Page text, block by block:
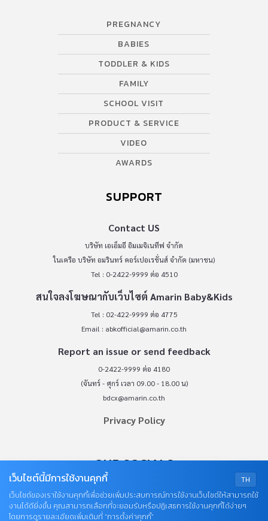
PREGNANCY
BABIES
TODDLER & KIDS
FAMILY
SCHOOL VISIT
PRODUCT & SERVICE
VIDEO
AWARDS
SUPPORT
Contact US
บริษัท เอเอ็มอี อิมเมจิเนทีฟ จำกัด
ในเครือ บริษัท อมรินทร์ คอร์เปอเรชั่นส์ จำกัด (มหาชน)
Tel : 0-2422-9999 ต่อ 4510
สนใจลงโฆษณากับเว็บไซต์ Amarin Baby&Kids
Tel : 02-422-9999 ต่อ 4775
Email : abkofficial@amarin.co.th
Report an issue or send feedback
0-2422-9999 ต่อ 4180
(จันทร์ - ศุกร์ เวลา 09.00 - 18.00 น)
bdcx@amarin.co.th
Privacy Policy
OUR SOCIALS
TH
เว็บไซต์นี้มีการใช้งานคุกกี้
เว็บไซต์ของเราใช้งานคุกกี้เพื่อช่วยเพิ่มประสบการณ์การใช้งานเว็บไซต์ให้สามารถใช้
งานได้ดียิ่งขึ้น คุณสามารถเลือกที่จะยอมรับหรือปฏิเสธการใช้งานคุกกี้ได้ง่ายๆ
โดยการดูรายละเอียดเพิ่มเติมที่ “การตั้งค่าคุกกี้”